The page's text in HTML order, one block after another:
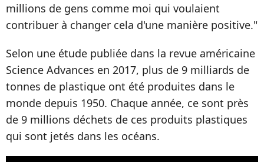
millions de gens comme moi qui voulaient
contribuer à changer cela d'une manière positive."
Selon une étude publiée dans la revue américaine
Science Advances en 2017, plus de 9 milliards de
tonnes de plastique ont été produites dans le
monde depuis 1950. Chaque année, ce sont près
de 9 millions déchets de ces produits plastiques
qui sont jetés dans les océans.